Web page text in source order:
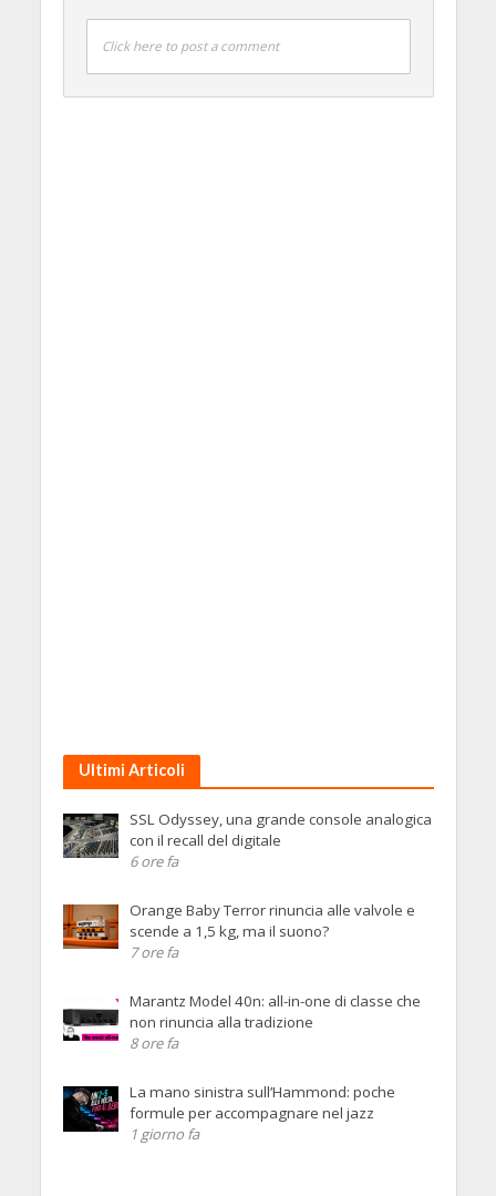
Click here to post a comment
Ultimi Articoli
SSL Odyssey, una grande console analogica
con il recall del digitale
6 ore fa
Orange Baby Terror rinuncia alle valvole e
scende a 1,5 kg, ma il suono?
7 ore fa
Marantz Model 40n: all-in-one di classe che
non rinuncia alla tradizione
8 ore fa
La mano sinistra sull’Hammond: poche
formule per accompagnare nel jazz
1 giorno fa